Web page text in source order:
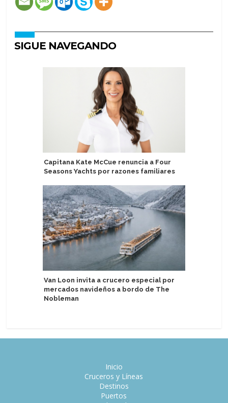
SIGUE NAVEGANDO
Capitana Kate McCue renuncia a Four
Seasons Yachts por razones familiares
Van Loon invita a crucero especial por
mercados navideños a bordo de The
Nobleman
Inicio
Cruceros y Líneas
Destinos
Puertos